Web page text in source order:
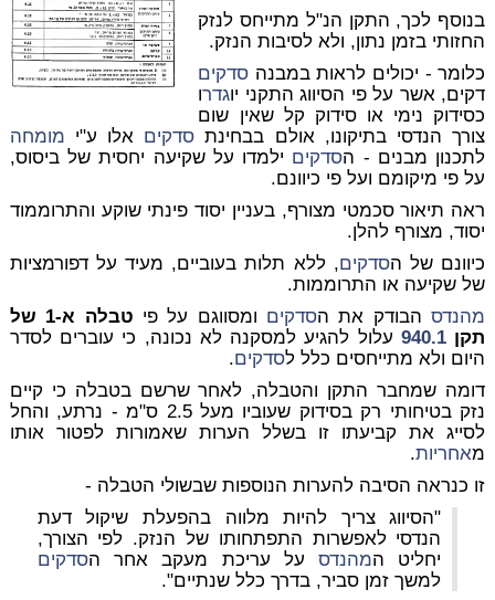
בנוסף לכך, התקן הנ"ל מתייחס לנזק
החזותי בזמן נתון, ולא לסיבות הנזק.
כלומר - יכולים לראות במבנה סדקים
דקים, אשר על פי הסיווג התקני יוגדרו
כסידוק נימי או סידוק קל שאין שום
צורך הנדסי בתיקונו, אולם בבחינת סדקים אלו ע"י מומחה
לתכנון מבנים - הסדקים ילמדו על שקיעה יחסית של ביסוס,
על פי מיקומם ועל פי כיוונם.
ראה תיאור סכמטי מצורף, בעניין יסוד פינתי שוקע והתרוממוד
יסוד, מצורף להלן.
כיוונם של הסדקים, ללא תלות בעוביים, מעיד על דפורמציות
של שקיעה או התרוממות.
מהנדסהבודק את הסדקים ומסווגם על פי
טבלה א-1 של
תקן940.1 עלול להגיע למסקנה לא נכונה, כי עוברים לסדר
היום ולא מתייחסים כלל לסדקים.
דומה שמחבר התקן והטבלה, לאחר שרשם בטבלה כי קיים
נזק בטיחותי רק בסידוק שעוביו מעל 2.5 ס"מ - נרתע, והחל
לסייג את קביעתו זו בשלל הערות שאמורות לפטור אותו
מאחריות.
זו כנראה הסיבה להערות הנוספות שבשולי הטבלה -
"הסיווג צריך להיות מלווה בהפעלת שיקול דעת
הנדסי לאפשרות התפתחותו של הנזק. לפי הצורך,
יחליט המהנדסעל עריכת מעקב אחר הסדקים
למשך זמן סביר, בדרך כלל שנתיים".